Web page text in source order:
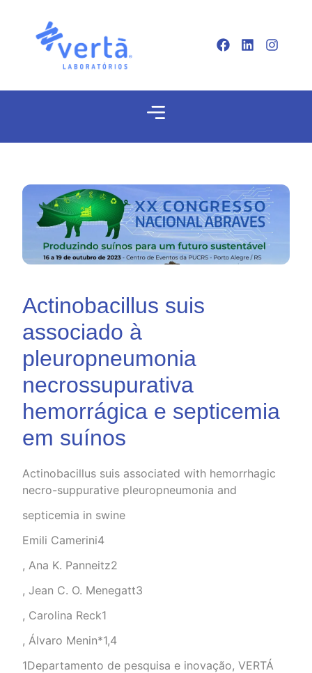
Actinobacillus suis
associado à
pleuropneumonia
necrossupurativa
hemorrágica e septicemia
em suínos
Actinobacillus suis associated with hemorrhagic
necro-suppurative pleuropneumonia and
septicemia in swine
Emili Camerini4
, Ana K. Panneitz2
, Jean C. O. Menegatt3
, Carolina Reck1
, Álvaro Menin*1,4
1Departamento de pesquisa e inovação, VERTÁ